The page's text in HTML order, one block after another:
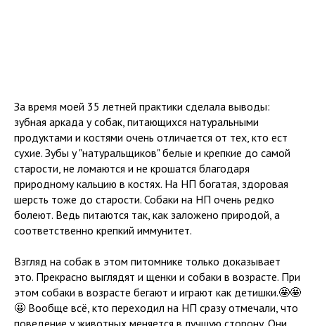
За время моей 35 летней практики сделала выводы:
зубная аркада у собак, питающихся натуральными
продуктами и костями очень отличается от тех, кто ест
сухие. Зубы у "натуральщиков" белые и крепкие до самой
старости, не ломаются и не крошатся благодаря
природному кальцию в костях. На НП богатая, здоровая
шерсть тоже до старости. Собаки на НП очень редко
болеют. Ведь питаются так, как заложено природой, а
соответственно крепкий иммунитет.
Взгляд на собак в этом питомнике только доказывает
это. Прекрасно выглядят и щенки и собаки в возрасте. При
этом собаки в возрасте бегают и играют как детишки.🤩🤩
🤩 Вообще всё, кто переходил на НП сразу отмечали, что
поведение у животных меняется в лучшую сторону. Они